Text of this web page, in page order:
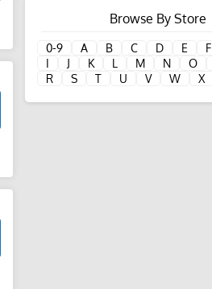
Browse By Store
0-9 A B C D E F
I
J K L M N O
R
S T U V W X